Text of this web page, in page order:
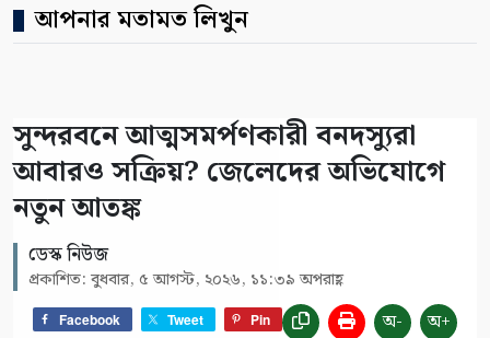
আপনার মতামত লিখুন
সুন্দরবনে আত্মসমর্পণকারী বনদস্যুরা
আবারও সক্রিয়? জেলেদের অভিযোগে
নতুন আতঙ্ক
ডেস্ক নিউজ
প্রকাশিত: বুধবার, ৫ আগস্ট, ২০২৬, ১১:৩৯ অপরাহ্ণ
Facebook Tweet Pin অ- অ+